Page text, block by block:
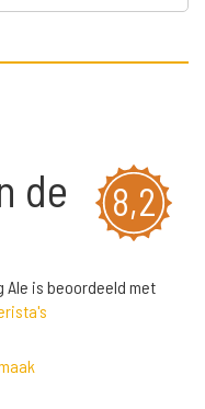
8,2
de
Ale is beoordeeld met